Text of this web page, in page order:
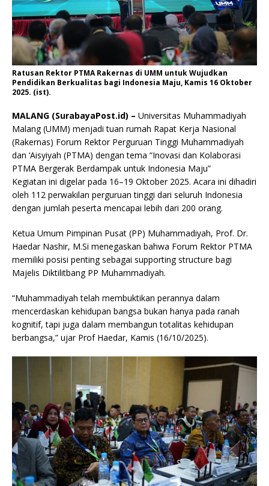
Ratusan Rektor PTMA Rakernas di UMM untuk Wujudkan
Pendidikan Berkualitas bagi Indonesia Maju, Kamis 16 Oktober
2025. (ist).
MALANG (SurabayaPost.id) – Universitas Muhammadiyah
Malang (UMM) menjadi tuan rumah Rapat Kerja Nasional
(Rakernas) Forum Rektor Perguruan Tinggi Muhammadiyah
dan ‘Aisyiyah (PTMA) dengan tema “Inovasi dan Kolaborasi
PTMA Bergerak Berdampak untuk Indonesia Maju”
Kegiatan ini digelar pada 16–19 Oktober 2025. Acara ini dihadiri
oleh 112 perwakilan perguruan tinggi dari seluruh Indonesia
dengan jumlah peserta mencapai lebih dari 200 orang.
Ketua Umum Pimpinan Pusat (PP) Muhammadiyah, Prof. Dr.
Haedar Nashir, M.Si menegaskan bahwa Forum Rektor PTMA
memiliki posisi penting sebagai supporting structure bagi
Majelis Diktilitbang PP Muhammadiyah.
“Muhammadiyah telah membuktikan perannya dalam
mencerdaskan kehidupan bangsa bukan hanya pada ranah
kognitif, tapi juga dalam membangun totalitas kehidupan
berbangsa,” ujar Prof Haedar, Kamis (16/10/2025).